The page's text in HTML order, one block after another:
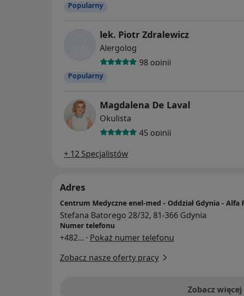
Popularny
lek. Piotr Zdralewicz
Alergolog
98 opinii
Popularny
Magdalena De Laval
Okulista
45 opinii
+ 12 Specjalistów
Adres
Centrum Medyczne enel-med - Oddział Gdynia - Alfa
Stefana Batorego 28/32, 81-366 Gdynia
Numer telefonu
+482... · Pokaż numer telefonu
Zobacz nasze oferty pracy
Zobacz więcej